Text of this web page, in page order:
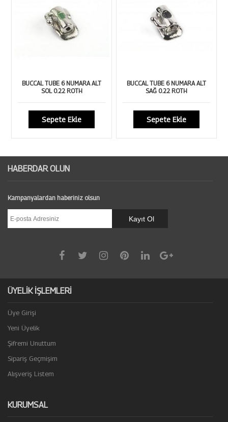
BUCCAL TUBE 6 NUMARA ALT
SOL 0.22 ROTH
Sepete Ekle
BUCCAL TUBE 6 NUMARA ALT
SAĞ 0.22 ROTH
Sepete Ekle
HABERDAR OLUN
Kampanyalardan haberiniz olsun
ÜYELİK İŞLEMLERİ
Üye Girişi
Yeni Üyelik
Şifremi Unuttum
Sipariş Geçmişim
Alışveriş Listem
KURUMSAL